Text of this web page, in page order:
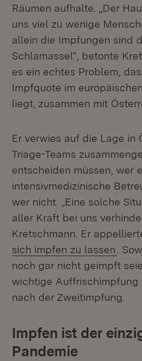
Räumen aufhalte. „Der
uns viel zu wenige
allein die Impfungen sind
Schlamassel“, betonte
es ein echtes Problem,
Impfquote im
liegt, zusammen mit
Er verwies auf die Lage in
Triage-Teams
entscheiden müssen, wer
intensivmedizinische
wer nicht. „Eine solche
aller Kraft bei uns
Kretschmann. Er
sich impfen zu lassen
.
noch gar nicht geimpft
wichtige Auffrischimpfung
nach der Zweitimpfung.
Impfen ist der
Pandemie